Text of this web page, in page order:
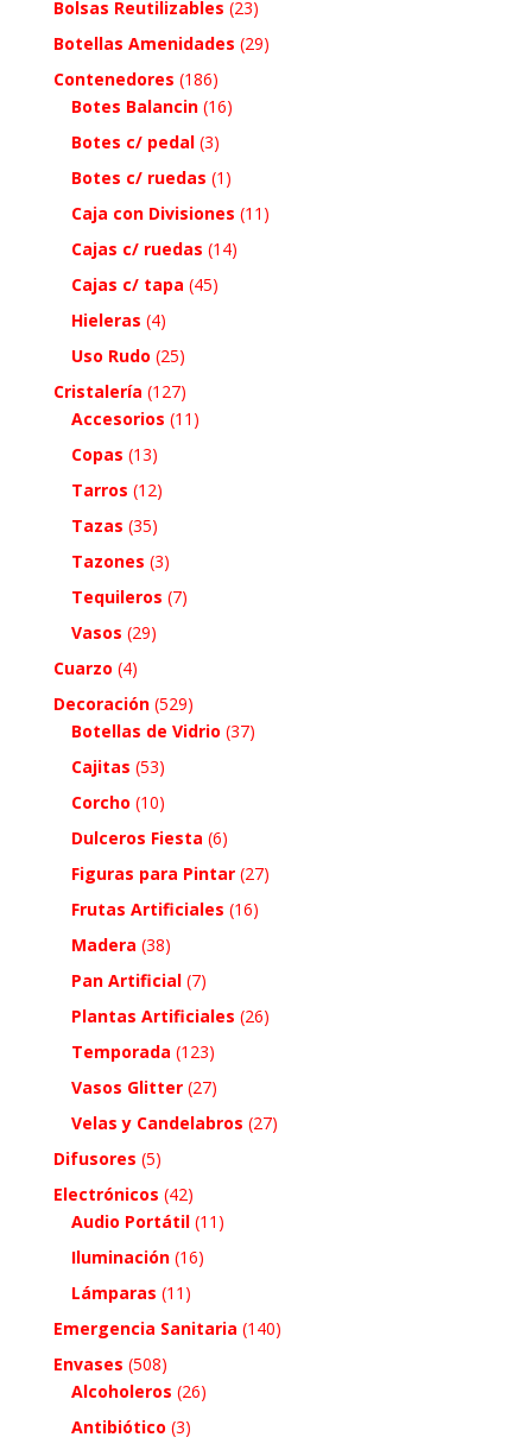
Bolsas Reutilizables (23)
Botellas Amenidades (29)
Contenedores (186)
Botes Balancin (16)
Botes c/ pedal (3)
Botes c/ ruedas (1)
Caja con Divisiones (11)
Cajas c/ ruedas (14)
Cajas c/ tapa (45)
Hieleras (4)
Uso Rudo (25)
Cristalería (127)
Accesorios (11)
Copas (13)
Tarros (12)
Tazas (35)
Tazones (3)
Tequileros (7)
Vasos (29)
Cuarzo (4)
Decoración (529)
Botellas de Vidrio (37)
Cajitas (53)
Corcho (10)
Dulceros Fiesta (6)
Figuras para Pintar (27)
Frutas Artificiales (16)
Madera (38)
Pan Artificial (7)
Plantas Artificiales (26)
Temporada (123)
Vasos Glitter (27)
Velas y Candelabros (27)
Difusores (5)
Electrónicos (42)
Audio Portátil (11)
Iluminación (16)
Lámparas (11)
Emergencia Sanitaria (140)
Envases (508)
Alcoholeros (26)
Antibiótico (3)